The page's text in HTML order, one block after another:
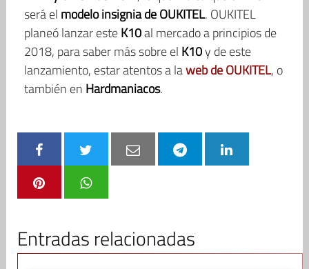
será el modelo insignia de OUKITEL. OUKITEL
planeó lanzar esteK10al mercado a principios de
2018, para saber más sobre el K10y de este
lanzamiento, estar atentos a laweb de OUKITEL, o
también en Hardmaniacos.
Entradas relacionadas